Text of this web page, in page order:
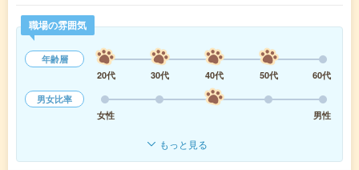
職場の雰囲気
年齢層
20代
30代 40代 50代
60代
男女比率
女性
男性
もっと見る